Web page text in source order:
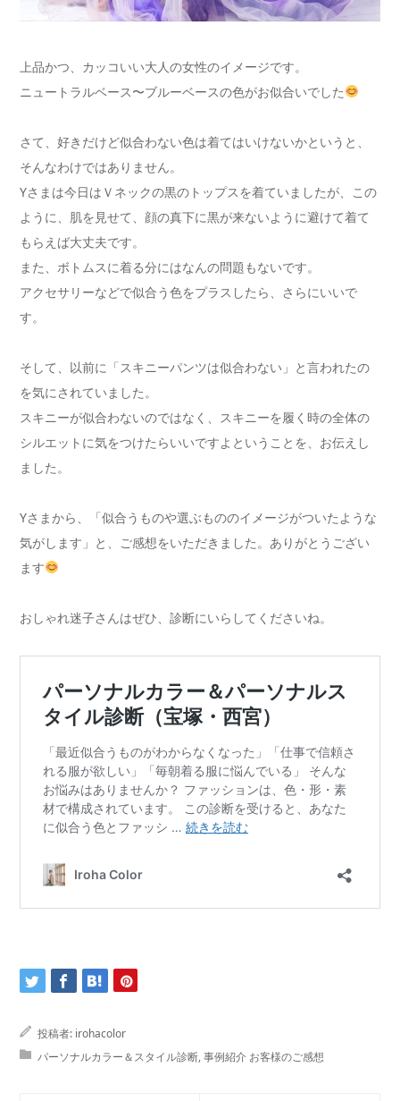
上品かつ、カッコいい大人の女性のイメージです。
ニュートラルベース〜ブルーベースの色がお似合いでした
さて、好きだけど似合わない色は着てはいけないかというと、
そんなわけではありません。
Yさまは今日はＶネックの黒のトップスを着ていましたが、この
ように、肌を見せて、顔の真下に黒が来ないように避けて着て
もらえば大丈夫です。
また、ボトムスに着る分にはなんの問題もないです。
アクセサリーなどで似合う色をプラスしたら、さらにいいで
す。
そして、以前に「スキニーパンツは似合わない」と言われたの
を気にされていました。
スキニーが似合わないのではなく、スキニーを履く時の全体の
シルエットに気をつけたらいいですよということを、お伝えし
ました。
Yさまから、「似合うものや選ぶもののイメージがついたような
気がします」と、ご感想をいただきました。ありがとうござい
ます
おしゃれ迷子さんはぜひ、診断にいらしてくださいね。
投稿者: irohacolor
パーソナルカラー＆スタイル診断,事例紹介 お客様のご感想